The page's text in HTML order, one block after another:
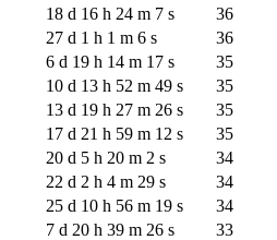
18 d 16 h 24 m 7 s
36
27 d 1 h 1 m 6 s
36
6 d 19 h 14 m 17 s
35
10 d 13 h 52 m 49 s
35
13 d 19 h 27 m 26 s
35
17 d 21 h 59 m 12 s
35
20 d 5 h 20 m 2 s
34
22 d 2 h 4 m 29 s
34
25 d 10 h 56 m 19 s
34
7 d 20 h 39 m 26 s
33